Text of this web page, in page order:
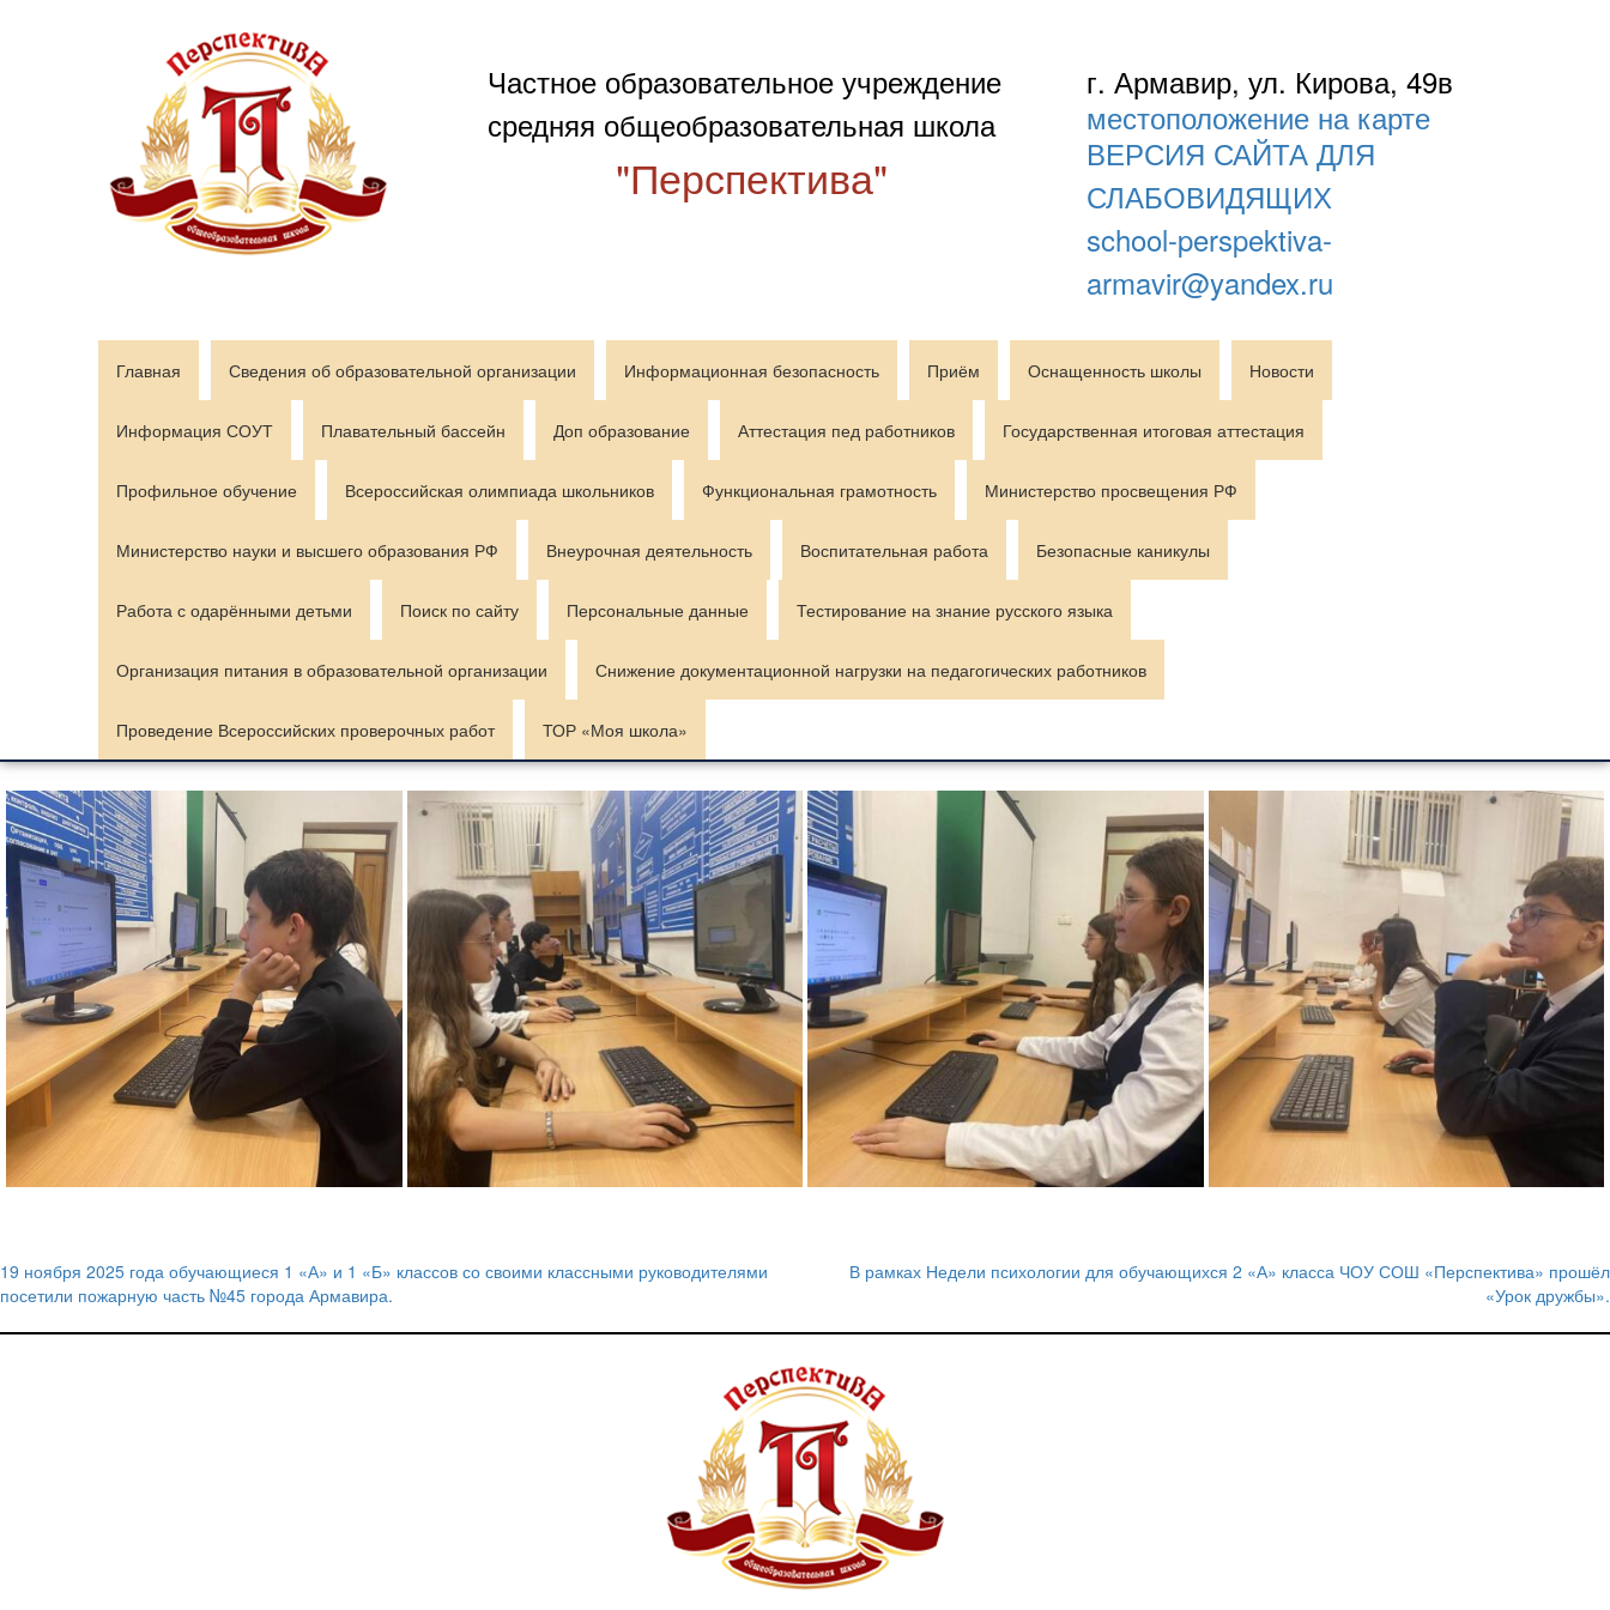
Частное образовательное учреждение
средняя общеобразовательная школа
"Перспектива"
г. Армавир, ул. Кирова, 49в
местоположение на карте
ВЕРСИЯ САЙТА ДЛЯ
СЛАБОВИДЯЩИХ
school-perspektiva-
armavir@yandex.ru
Главная Сведения об образовательной организации Информационная безопасность Приём Оснащенность школы Новости
Информация СОУТ Плавательный бассейн Доп образование Аттестация пед работников Государственная итоговая аттестация
Профильное обучение Всероссийская олимпиада школьников Функциональная грамотность Министерство просвещения РФ
Министерство науки и высшего образования РФ Внеурочная деятельность Воспитательная работа Безопасные каникулы
Работа с одарёнными детьми Поиск по сайту Персональные данные Тестирование на знание русского языка
Организация питания в образовательной организации Снижение документационной нагрузки на педагогических работников
Проведение Всероссийских проверочных работ ТОР «Моя школа»
Навигация
по
19 ноября 2025 года обучающиеся 1 «А» и 1 «Б» классов со своими классными руководителями
посетили пожарную часть №45 города Армавира.
В рамках Недели психологии для обучающихся 2 «А» класса ЧОУ СОШ «Перспектива» прошёл
«Урок дружбы».